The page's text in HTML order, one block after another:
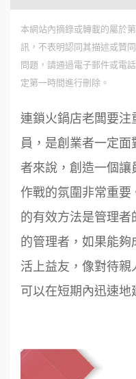
本網站內摘錄或轉載的屬於
訊，不表明認同其描述或贊
問題，請通過電子郵件或電
定第一時間進行刪除。
連鎖火鍋店老闆要
員，是創業者一定
者來說，創造一個
作戰的氛圍非常重
的有效方法是管理
的管理者，如果能
活上益友，像對待
可以在短期內迅速地